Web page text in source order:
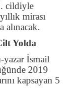
cildiyle
mirası
alınacak.
Yolda
yazar İsmail
2019
kapsayan 5